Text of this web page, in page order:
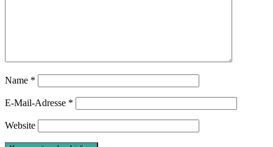
Name *
E-Mail-Adresse *
Website